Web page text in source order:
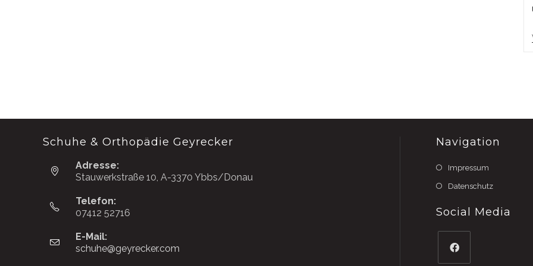
Schuhe & Orthopädie Geyrecker
Adresse:
Stauwerkstraße 10, A-3370 Ybbs/Donau
Telefon:
07412 52716
E-Mail:
schuhe@geyrecker.com
Navigation
Impressum
Datenschutz
Social Media